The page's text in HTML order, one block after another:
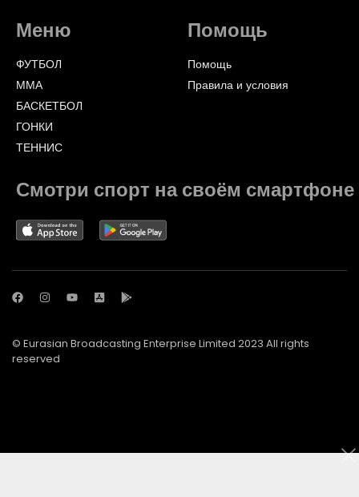
Меню
ФУТБОЛ
ММА
БАСКЕТБОЛ
ГОНКИ
ТЕННИС
Помощь
Помощь
Правила и условия
Смотри спорт на своём смартфоне
© Eurasian Broadcasting Enterprise Limited 2023 All rights
reserved